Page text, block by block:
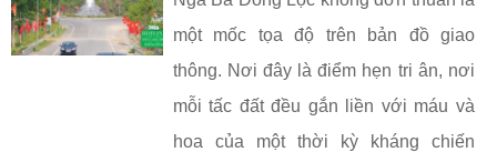
một mốc tọa độ trên bản đồ giao
thông. Nơi đây là điểm hẹn tri ân, nơi
mỗi tấc đất đều gắn liền với máu và
hoa của một thời kỳ kháng chiến